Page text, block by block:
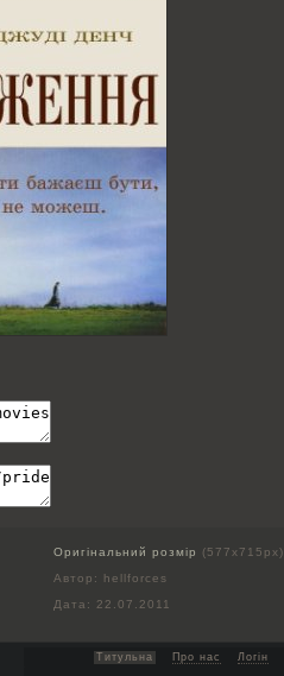
Оригінальний розмір
(577x715px)
Автор: hellforces
Дата: 22.07.2011
Титульна Про нас Логін